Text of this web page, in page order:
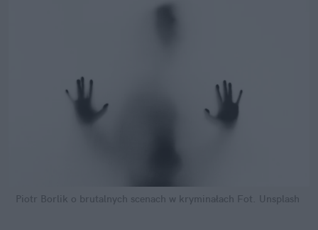
Piotr Borlik o brutalnych scenach w kryminałach Fot. Unsplash